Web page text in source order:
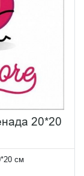
20*20
см